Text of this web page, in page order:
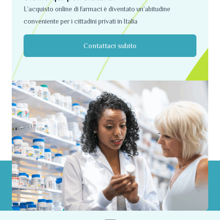
L’acquisto online di farmaci è diventato un’abitudine
conveniente per i cittadini privati ​​in Italia
Contattaci subito